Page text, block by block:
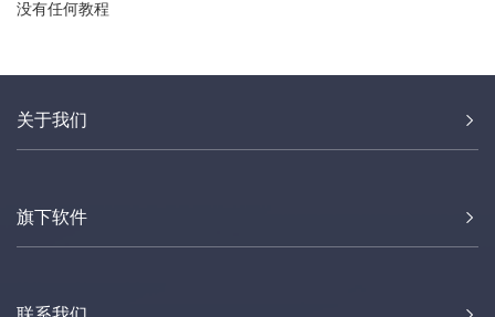
没有任何教程
关于我们
旗下软件